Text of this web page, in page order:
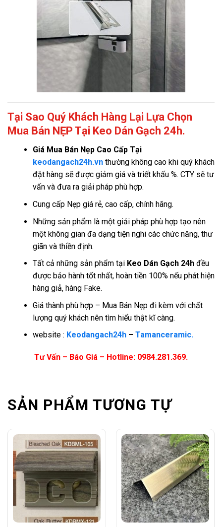
Tại Sao Quý Khách Hàng Lại Lựa Chọn
Mua Bán NẸP Tại Keo Dán Gạch 24h.
GiáMua Bán Nẹp Cao Cấp Tại
keodangach24h.vn thường không cao khi quý khách
đặt hàng sẽ được giảm giá và triết khấu %. CTY sẽ tư
vấn và đưa ra giải pháp phù hợp.
Cung cấp Nẹp giá rẻ, cao cấp, chính hãng.
Những sản phẩm là một giải pháp phù hợp tạo nên
một không gian đa dạng tiện nghi các chức năng, thư
giãn và thiền định.
Tất cả những sản phẩm tại Keo Dán Gạch 24hđều
được bảo hành tốt nhất, hoàn tiền 100% nếu phát hiện
hàng giả, hàng Fake.
Giá thành phù hợp – Mua Bán Nẹp đi kèm với chất
lượng quý khách nên tìm hiểu thật kĩ càng.
website : Keodangach24h– Tamanceramic.
Tư Vấn – Báo Giá – Hotline: 0984.281.369.
SẢN PHẨM TƯƠNG TỰ